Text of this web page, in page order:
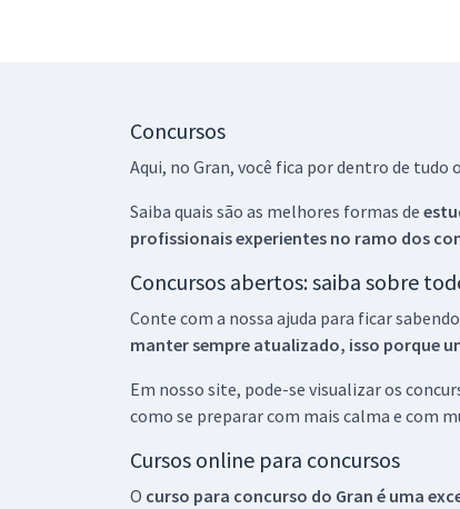
Concursos
Aqui, no Gran, você fica por dentro de tudo
Saiba quais são as melhores formas de
profissionais experientes no ramo dos
Concursos abertos: saiba sobre
Conte com a nossa ajuda para ficar
manter sempre atualizado, isso porque
Em nosso site, pode-se visualizar os
como se preparar com mais calma e com
Cursos online para concursos
O curso para concurso do Gran é uma